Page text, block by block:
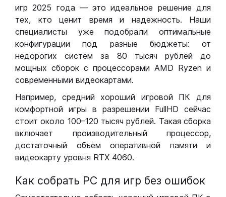
игр 2025 года — это идеальное решение для
тех, кто ценит время и надежность. Наши
специалисты уже подобрали оптимальные
конфигурации под разные бюджеты: от
недорогих систем за 80 тысяч рублей до
мощных сборок с процессорами AMD Ryzen и
современными видеокартами.
Например, средний хороший игровой ПК для
комфортной игры в разрешении FullHD сейчас
стоит около 100–120 тысяч рублей. Такая сборка
включает производительный процессор,
достаточный объем оперативной памяти и
видеокарту уровня RTX 4060.
Как собрать РС для игр без ошибок